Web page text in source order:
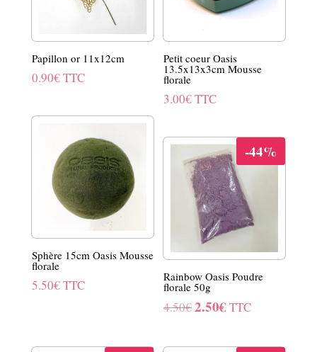
Papillon or 11x12cm
0.90€TTC
Petit coeur Oasis
13.5x13x3cm Mousse
florale
3.00€TTC
Sphère 15cm Oasis Mousse
florale
5.50€TTC
-44%
Rainbow Oasis Poudre
florale 50g
4.50€Le
initial
2.50€ Le
actuel
TTC